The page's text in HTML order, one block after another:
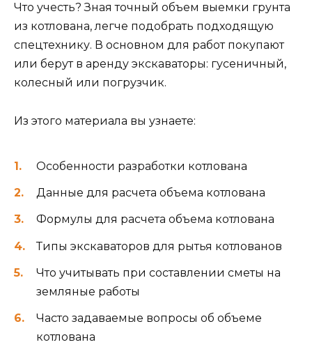
Что учесть? Зная точный объем выемки грунта
из котлована, легче подобрать подходящую
спецтехнику. В основном для работ покупают
или берут в аренду экскаваторы: гусеничный,
колесный или погрузчик.
Из этого материала вы узнаете:
Особенности разработки котлована
Данные для расчета объема котлована
Формулы для расчета объема котлована
Типы экскаваторов для рытья котлованов
Что учитывать при составлении сметы на
земляные работы
Часто задаваемые вопросы об объеме
котлована